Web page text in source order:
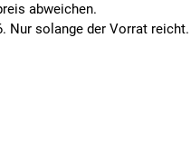
abweichen.
Nur solange der Vorrat reicht.